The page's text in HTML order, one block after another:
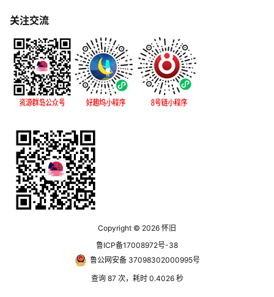
关注交流
Copyright © 2026 怀旧
鲁ICP备17008972号-38
鲁公网安备 37098302000995号
查询 87 次，耗时 0.4026 秒